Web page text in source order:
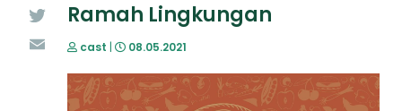
Ramah Lingkungan
cast | 08.05.2021